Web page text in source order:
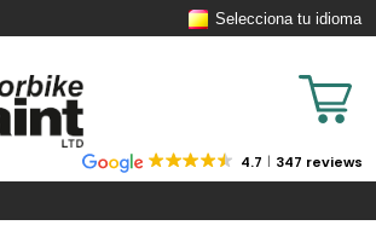
Selecciona tu idioma
4.7 347 reviews